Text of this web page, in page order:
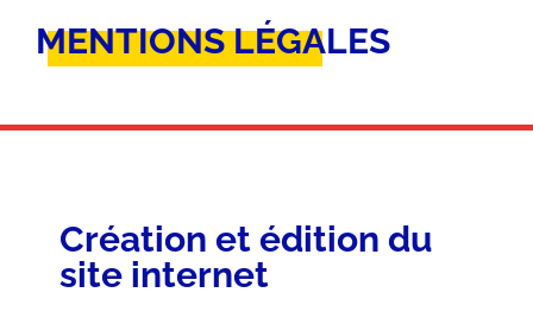
MENTIONS LÉGALES
Création et édition du
site internet